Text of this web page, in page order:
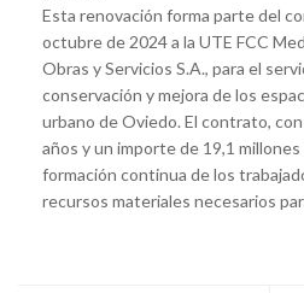
Esta renovación forma parte del
octubre de 2024 a la UTE FCC
Obras y Servicios S.A., para el
conservación y mejora de los
urbano de Oviedo. El contrato,
años y un importe de 19,1
formación continua de los
recursos materiales necesarios